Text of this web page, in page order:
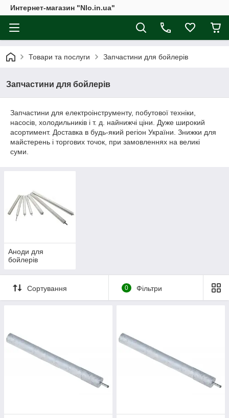
Интернет-магазин "Nlo.in.ua"
Товари та послуги Запчастини для бойлерів
Запчастини для бойлерів
Запчастини для електроінструменту, побутової техніки,
насосів, холодильників і т. д. найнижчі ціни. Дуже широкий
асортимент. Доставка в будь-який регіон України. Знижки для
майстерень і торгових точок, при замовленнях на великі
суми.
Аноди для
бойлерів
Сортування 0 Фільтри